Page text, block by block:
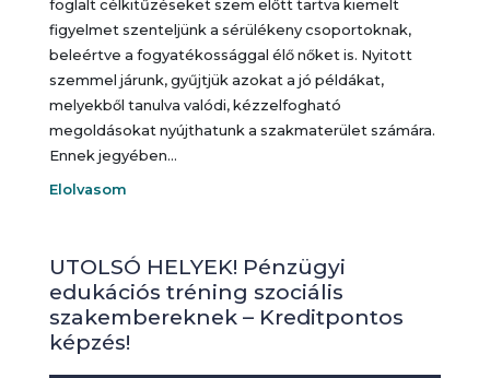
foglalt célkitűzéseket szem előtt tartva kiemelt
figyelmet szenteljünk a sérülékeny csoportoknak,
beleértve a fogyatékossággal élő nőket is. Nyitott
szemmel járunk, gyűjtjük azokat a jó példákat,
melyekből tanulva valódi, kézzelfogható
megoldásokat nyújthatunk a szakmaterület számára.
Ennek jegyében…
Elolvasom
UTOLSÓ HELYEK! Pénzügyi
edukációs tréning szociális
szakembereknek – Kreditpontos
képzés!